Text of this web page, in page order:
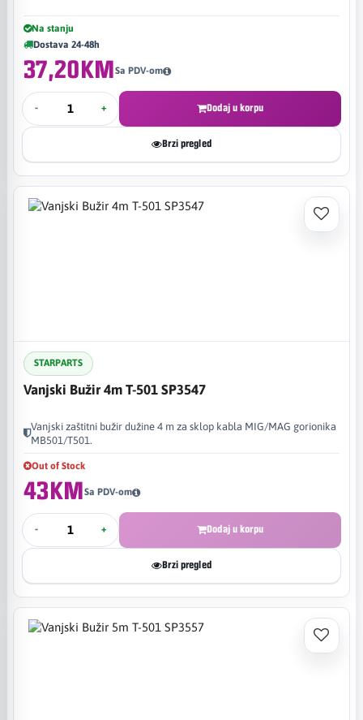
Na stanju
Dostava 24-48h
37,20KMSa PDV-om
- + Dodaj u korpu
Brzi pregled
STARPARTS
Vanjski Bužir 4m T-501 SP3547
Vanjski zaštitni bužir dužine 4 m za sklop kabla MIG/MAG gorionika
MB501/T501.
Out of Stock
43KMSa PDV-om
- + Dodaj u korpu
Brzi pregled